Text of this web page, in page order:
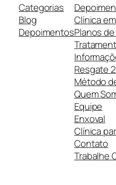
Categorias
Blog
Depoimentos
Clínica
Planos
Resgate
Método
Quem
Equipe
Enxoval
Clínica
Contato
Trabalhe